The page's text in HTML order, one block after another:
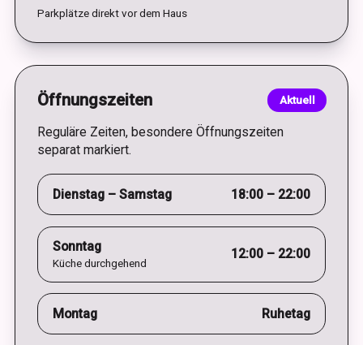
Parkplätze direkt vor dem Haus
Öffnungszeiten Aktuell
Reguläre Zeiten, besondere Öffnungszeiten
separat markiert.
Dienstag – Samstag 18:00 – 22:00
Sonntag
Küche durchgehend
12:00 – 22:00
Montag Ruhetag